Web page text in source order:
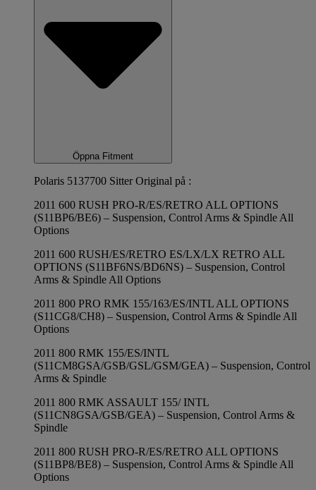
Öppna Fitment
Polaris 5137700 Sitter Original på :
2011 600 RUSH PRO-R/ES/RETRO ALL OPTIONS
(S11BP6/BE6) – Suspension, Control Arms & Spindle All
Options
2011 600 RUSH/ES/RETRO ES/LX/LX RETRO ALL
OPTIONS (S11BF6NS/BD6NS) – Suspension, Control
Arms & Spindle All Options
2011 800 PRO RMK 155/163/ES/INTL ALL OPTIONS
(S11CG8/CH8) – Suspension, Control Arms & Spindle All
Options
2011 800 RMK 155/ES/INTL
(S11CM8GSA/GSB/GSL/GSM/GEA) – Suspension, Control
Arms & Spindle
2011 800 RMK ASSAULT 155/ INTL
(S11CN8GSA/GSB/GEA) – Suspension, Control Arms &
Spindle
2011 800 RUSH PRO-R/ES/RETRO ALL OPTIONS
(S11BP8/BE8) – Suspension, Control Arms & Spindle All
Options